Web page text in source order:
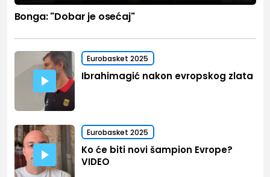
Bonga: "Dobar je osećaj"
Eurobasket 2025
Ibrahimagić nakon evropskog zlata
Eurobasket 2025
Ko će biti novi šampion Evrope?
VIDEO